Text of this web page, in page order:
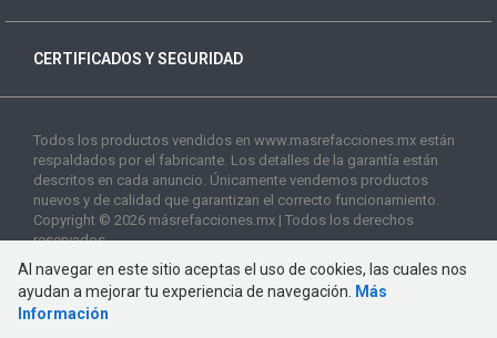
CERTIFICADOS Y SEGURIDAD
Todos los productos vendidos en www.masrefacciones.mx están
respaldados por el fabricante. Los detalles de la garantía están
descritos en cada anuncio. Únicamente vendemos productos
nuevos y de calidad que garantizan el correcto funcionamiento.
Copyright © 2026 másrefacciones.mx | Todos los derechos
reservados
Al navegar en este sitio aceptas el uso de cookies, las cuales nos
ayudan a mejorar tu experiencia de navegación.
Más
Información